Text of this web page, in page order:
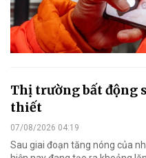
Thị trường bất động
thiết
07/08/2026 04:19
Sau giai đoạn tăng nóng của